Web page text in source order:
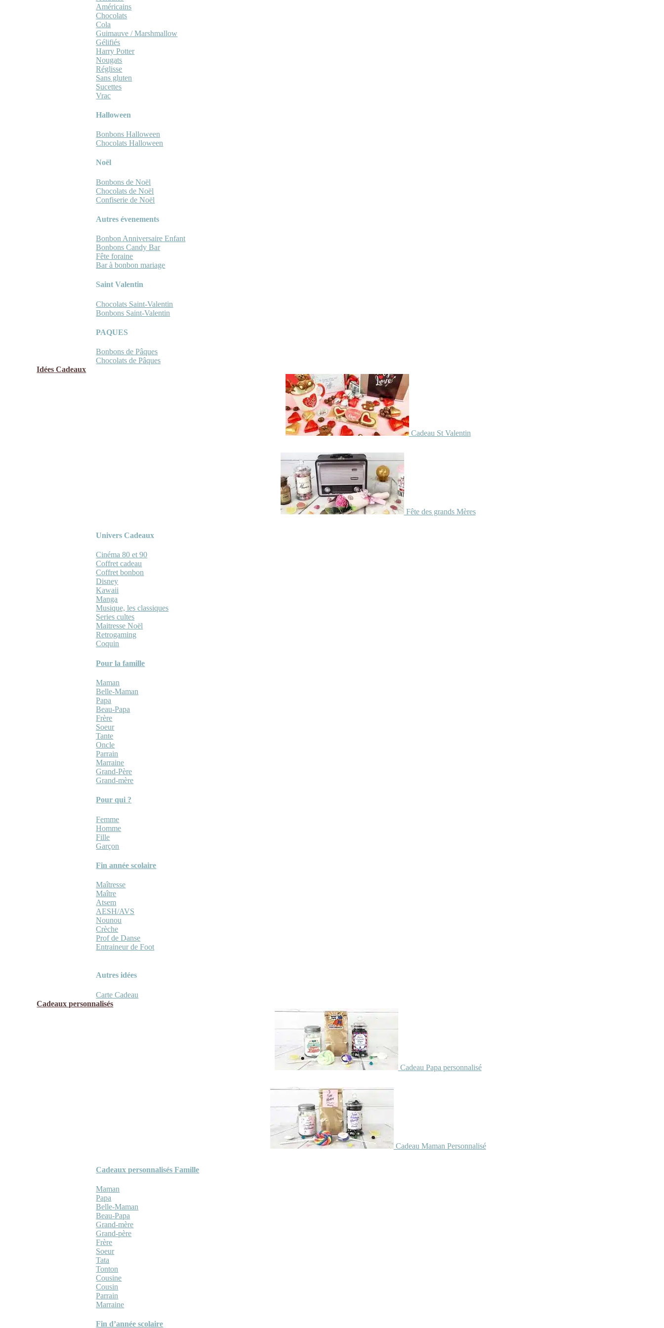
Américains
Chocolats
Cola
Guimauve / Marshmallow
Gélifiés
Harry Potter
Nougats
Réglisse
Sans gluten
Sucettes
Vrac
Halloween
Bonbons Halloween
Chocolats Halloween
Noël
Bonbons de Noël
Chocolats de Noël
Confiserie de Noël
Autres évenements
Bonbon Anniversaire Enfant
Bonbons Candy Bar
Fête foraine
Bar à bonbon mariage
Saint Valentin
Chocolats Saint-Valentin
Bonbons Saint-Valentin
PAQUES
Bonbons de Pâques
Chocolats de Pâques
Idées Cadeaux
Cadeau St Valentin
Fête des grands Mères
Univers Cadeaux
Cinéma 80 et 90
Coffret cadeau
Coffret bonbon
Disney
Kawaii
Manga
Musique, les classiques
Series cultes
Maitresse Noël
Retrogaming
Coquin
Pour la famille
Maman
Belle-Maman
Papa
Beau-Papa
Frère
Soeur
Tante
Oncle
Parrain
Marraine
Grand-Père
Grand-mère
Pour qui ?
Femme
Homme
Fille
Garçon
Fin année scolaire
Maîtresse
Maître
Atsem
AESH/AVS
Nounou
Crèche
Prof de Danse
Entraineur de Foot
Autres idées
Carte Cadeau
Cadeaux personnalisés
Cadeau Papa personnalisé
Cadeau Maman Personnalisé
Cadeaux personnalisés Famille
Maman
Papa
Belle-Maman
Beau-Papa
Grand-mère
Grand-père
Frère
Soeur
Tata
Tonton
Cousine
Cousin
Parrain
Marraine
Fin d’année scolaire